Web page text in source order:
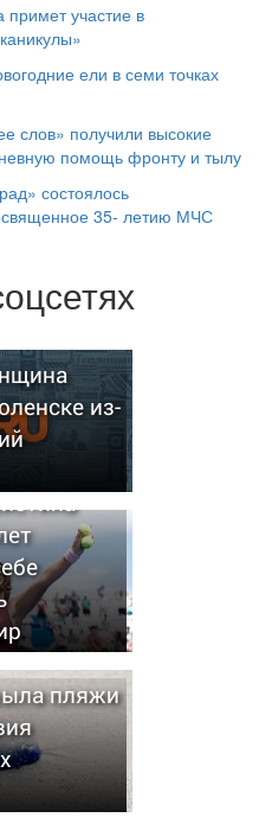
примет участие в
ели в семи точках
слов» получили высокие
помощь фронту и тылу
состоялось
35- летию МЧС
из-
пляжи